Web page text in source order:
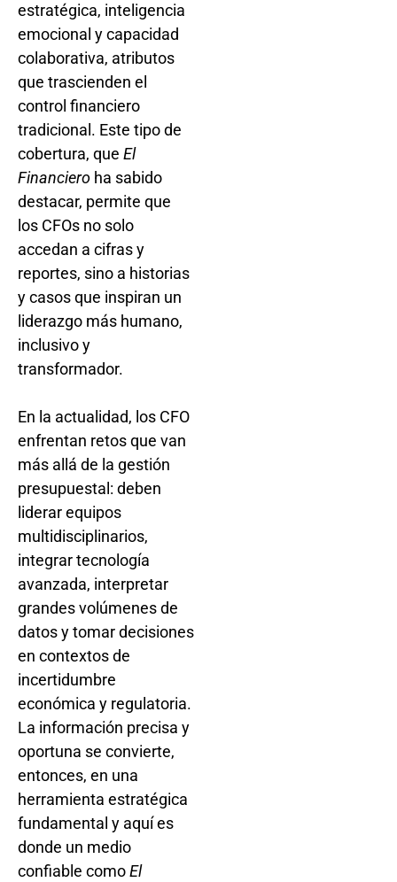
estratégica, inteligencia
emocional y capacidad
colaborativa, atributos
que trascienden el
control financiero
tradicional. Este tipo de
cobertura, que El
Financiero ha sabido
destacar, permite que
los CFOs no solo
accedan a cifras y
reportes, sino a historias
y casos que inspiran un
liderazgo más humano,
inclusivo y
transformador.
En la actualidad, los CFO
enfrentan retos que van
más allá de la gestión
presupuestal: deben
liderar equipos
multidisciplinarios,
integrar tecnología
avanzada, interpretar
grandes volúmenes de
datos y tomar decisiones
en contextos de
incertidumbre
económica y regulatoria.
La información precisa y
oportuna se convierte,
entonces, en una
herramienta estratégica
fundamental y aquí es
donde un medio
confiable comoEl